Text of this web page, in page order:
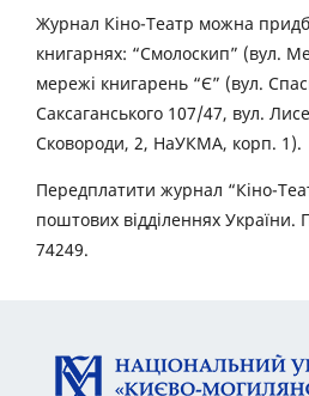
Журнал Кіно-Театр можна
книгарнях: “Смолоскип” (вул.
мережі книгарень “Є” (вул.
Саксаганського 107/47, вул.
Сковороди, 2, НаУКМА, корп. 1).
Передплатити журнал “Кіно-
поштових відділеннях України.
74249.